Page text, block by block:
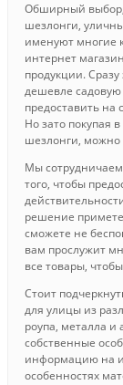
Обширный выбор,
шезлонги,
именуют многие
интернет
продукции.
дешевле
предоставить
Но зато покупая
шезлонги, можно
Мы
того, чтобы
решение
сможете не
вам прослужит
все товары,
Стоит
для улицы из
роупа, металла
собственные
информацию на
особенностях